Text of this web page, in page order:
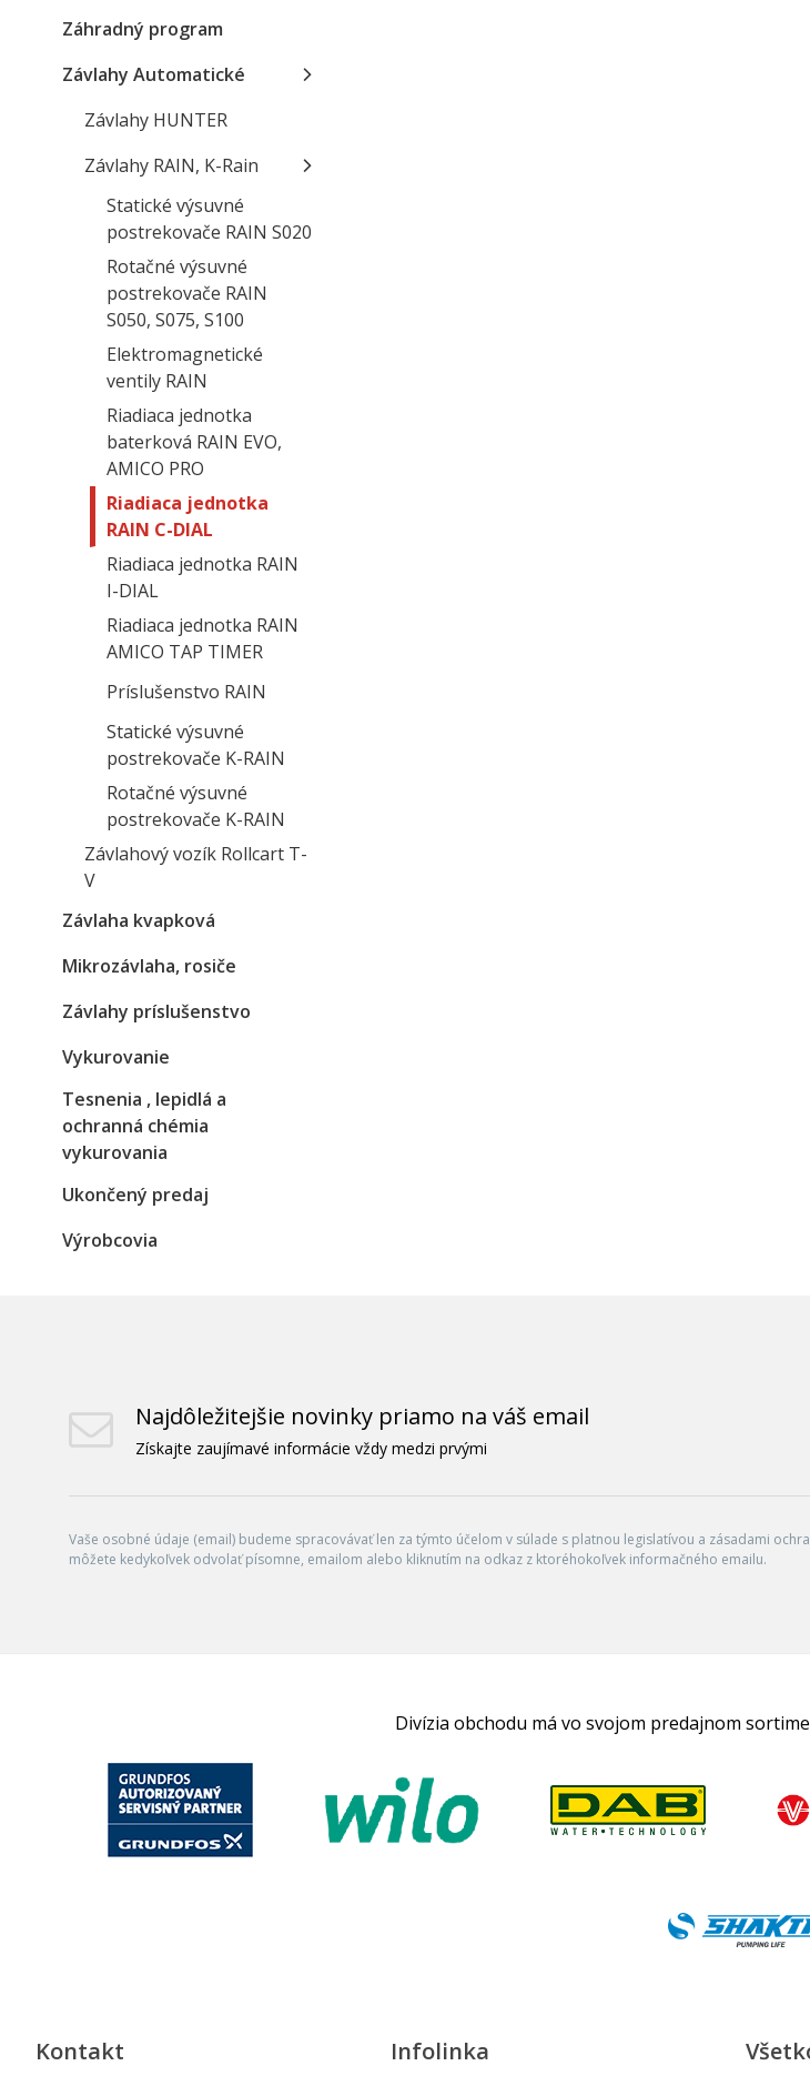
Záhradný program
Závlahy Automatické
Závlahy HUNTER
Závlahy RAIN, K-Rain
Statické výsuvné
postrekovače RAIN S020
Rotačné výsuvné
postrekovače RAIN
S050, S075, S100
Elektromagnetické
ventily RAIN
Riadiaca jednotka
baterková RAIN EVO,
AMICO PRO
Riadiaca jednotka
RAIN C-DIAL
Riadiaca jednotka RAIN
I-DIAL
Riadiaca jednotka RAIN
AMICO TAP TIMER
Príslušenstvo RAIN
Statické výsuvné
postrekovače K-RAIN
Rotačné výsuvné
postrekovače K-RAIN
Závlahový vozík Rollcart T-
V
Závlaha kvapková
Mikrozávlaha, rosiče
Závlahy príslušenstvo
Vykurovanie
Tesnenia , lepidlá a
ochranná chémia
vykurovania
Ukončený predaj
Výrobcovia
Najdôležitejšie novinky priamo na váš email
Získajte zaujímavé informácie vždy medzi prvými
Vaše osobné údaje (email) budeme spracovávať len za týmto účelom v súlade s platnou legislatívou a zásadami
môžete kedykoľvek odvolať písomne, emailom alebo kliknutím na odkaz z ktoréhokoľvek informačného emailu.
Divízia obchodu má vo svojom predajnom
Kontakt Infolinka